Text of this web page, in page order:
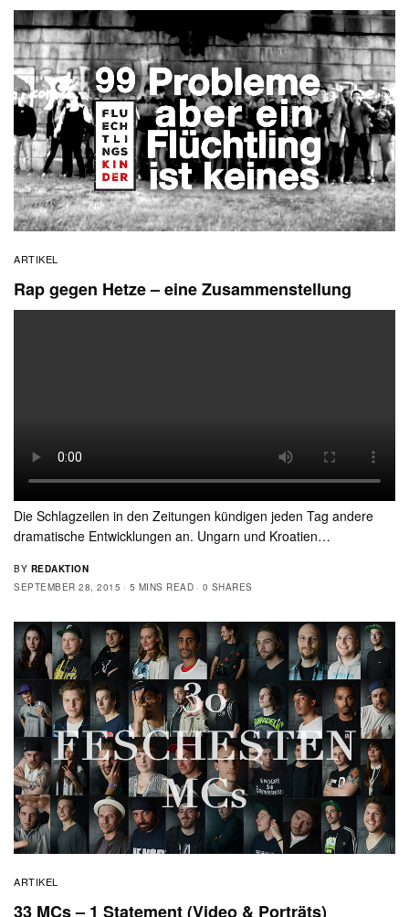
ARTIKEL
Rap gegen Hetze – eine Zusammenstellung
Die Schlagzeilen in den Zeitungen kündigen jeden Tag andere
dramatische Entwicklungen an. Ungarn und Kroatien…
BY REDAKTION
SEPTEMBER 28, 2015
5 MINS READ 0 SHARES
ARTIKEL
33 MCs – 1 Statement (Video & Porträts)